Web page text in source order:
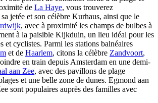
de La Haye, vous trouverez
jetée et son célèbre Kurhaus, ainsi que le
, avec à proximité les champs de bulbes à
à la paisible Kijkduin, un lieu idéal pour les
et cyclistes. Parmi les stations balnéaires
et de Haarlem, citons la célèbre Zandvoort,
en train depuis Amsterdam en une demi-
aan Zee, avec des pavillons de plage
et une belle zone de dunes. Egmond aan
sont populaires auprès des familles avec